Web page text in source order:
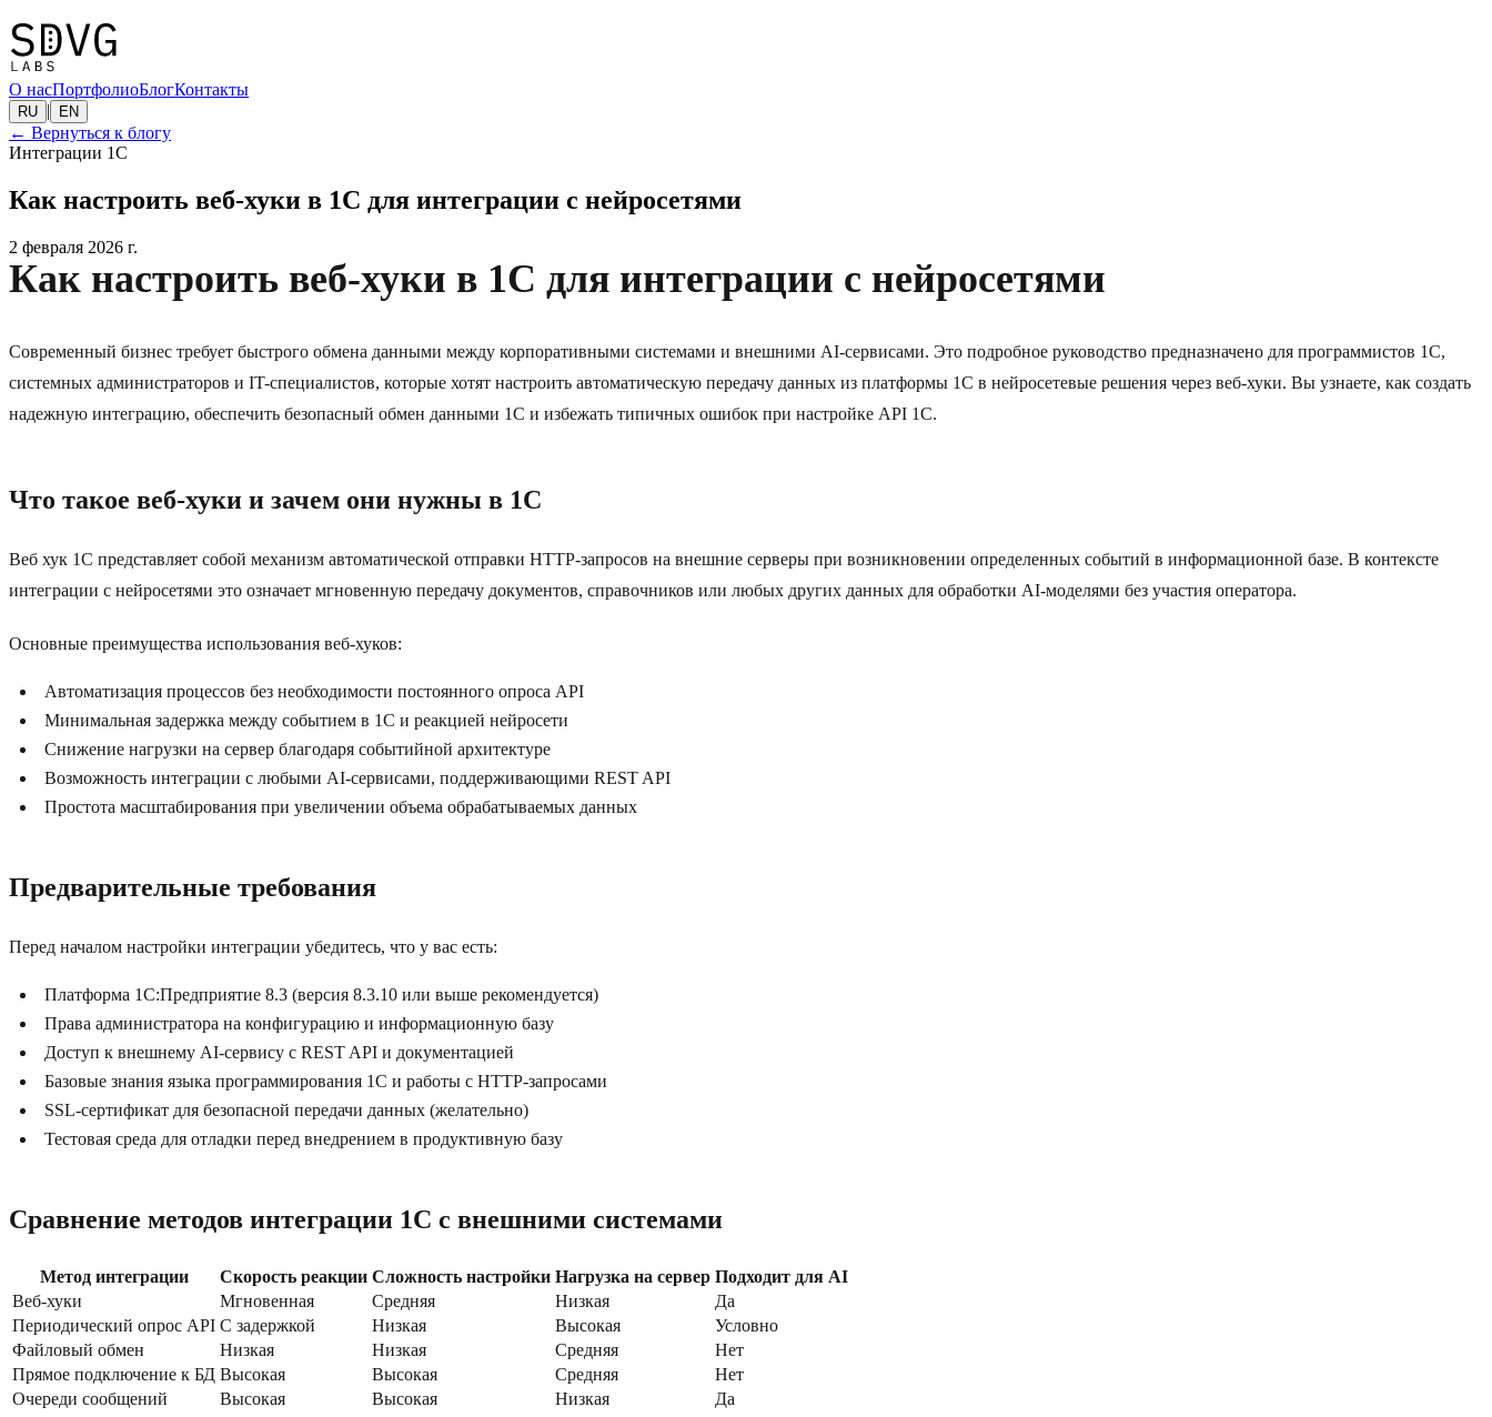
О насПортфолиоБлогКонтакты
RU | EN
← Вернуться к блогу
Интеграции 1C
Как настроить веб-хуки в 1C для интеграции с нейросетями
2 февраля 2026 г.
Как настроить веб-хуки в 1C для интеграции с нейросетями
Современный бизнес требует быстрого обмена данными между корпоративными системами и внешними AI-сервисами. Это подробное руководство предназначено для программистов 1С,
системных администраторов и IT-специалистов, которые хотят настроить автоматическую передачу данных из платформы 1С в нейросетевые решения через веб-хуки. Вы узнаете, как создать
надежную интеграцию, обеспечить безопасный обмен данными 1С и избежать типичных ошибок при настройке API 1С.
Что такое веб-хуки и зачем они нужны в 1С
Веб хук 1С представляет собой механизм автоматической отправки HTTP-запросов на внешние серверы при возникновении определенных событий в информационной базе. В контексте
интеграции с нейросетями это означает мгновенную передачу документов, справочников или любых других данных для обработки AI-моделями без участия оператора.
Основные преимущества использования веб-хуков:
Автоматизация процессов без необходимости постоянного опроса API
Минимальная задержка между событием в 1С и реакцией нейросети
Снижение нагрузки на сервер благодаря событийной архитектуре
Возможность интеграции с любыми AI-сервисами, поддерживающими REST API
Простота масштабирования при увеличении объема обрабатываемых данных
Предварительные требования
Перед началом настройки интеграции убедитесь, что у вас есть:
Платформа 1С:Предприятие 8.3 (версия 8.3.10 или выше рекомендуется)
Права администратора на конфигурацию и информационную базу
Доступ к внешнему AI-сервису с REST API и документацией
Базовые знания языка программирования 1С и работы с HTTP-запросами
SSL-сертификат для безопасной передачи данных (желательно)
Тестовая среда для отладки перед внедрением в продуктивную базу
Сравнение методов интеграции 1С с внешними системами
Метод интеграции Скорость реакции Сложность настройки Нагрузка на сервер Подходит для AI
Веб-хуки
Мгновенная Средняя Низкая
Да
Периодический опрос API С задержкой Низкая Высокая
Условно
Файловый обмен
Низкая Низкая Средняя
Нет
Прямое подключение к БД Высокая Высокая Средняя
Нет
Очереди сообщений
Высокая Высокая Низкая Да